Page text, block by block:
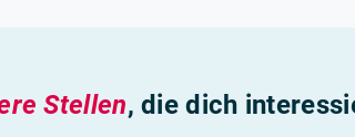
Stellen, die dich